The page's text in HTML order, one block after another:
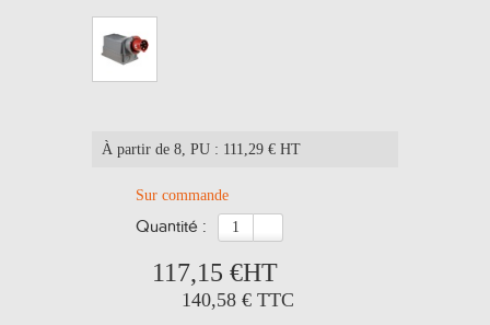
À partir de 8, PU : 111,29 € HT
Sur commande
quantité :
117,15 €HT
140,58 € TTC